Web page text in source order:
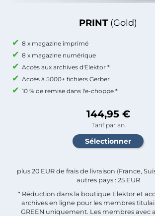
PRINT (Gold)
8 x magazine imprimé
8 x magazine numérique
Accès aux archives d'Elektor *
Accès à 5000+ fichiers Gerber
10 % de remise dans l'e-choppe *
144,95 €
Tarif par an
plus 20 EUR de frais de livraison (France,
autres pays : 25 EUR
* Réduction dans la boutique Elektor et
archives en ligne pour les membres
GREEN uniquement. Les membres avec